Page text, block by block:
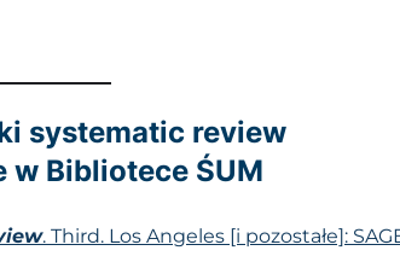
systematic review
w Bibliotece ŚUM
. Third. Los Angeles [i pozostałe]: